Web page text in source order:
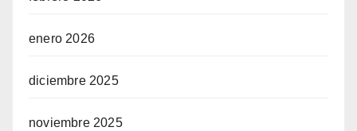
enero 2026
diciembre 2025
noviembre 2025